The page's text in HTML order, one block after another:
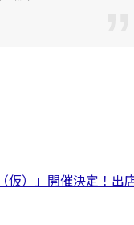
仮）」開催決定！出